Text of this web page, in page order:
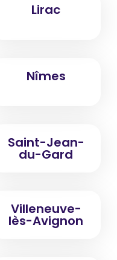
Lirac
Nîmes
Saint-Jean-
du-Gard
Villeneuve-
lès-Avignon